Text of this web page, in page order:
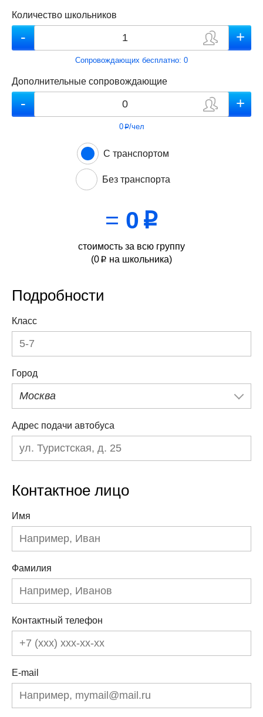
Количество школьников
Сопровождающих бесплатно: 0
Дополнительные сопровождающие
0p/чел
С транспортом
Без транспорта
= 0 p
стоимость за всю группу
(0 p на школьника)
Подробности
Класс
Город
Москва
Адрес подачи автобуса
Контактное лицо
Имя
Фамилия
Контактный телефон
E-mail